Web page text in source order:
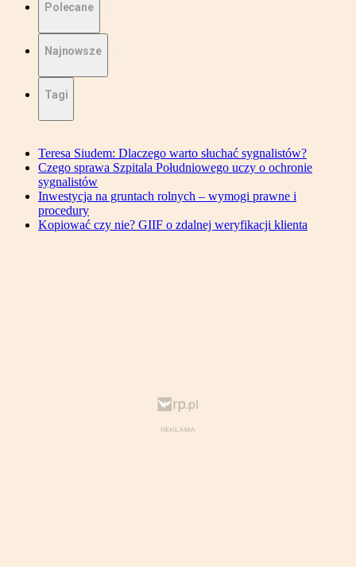
Polecane
Najnowsze
Tagi
Teresa Siudem: Dlaczego warto słuchać sygnalistów?
Czego sprawa Szpitala Południowego uczy o ochronie
sygnalistów
Inwestycja na gruntach rolnych – wymogi prawne i
procedury
Kopiować czy nie? GIIF o zdalnej weryfikacji klienta